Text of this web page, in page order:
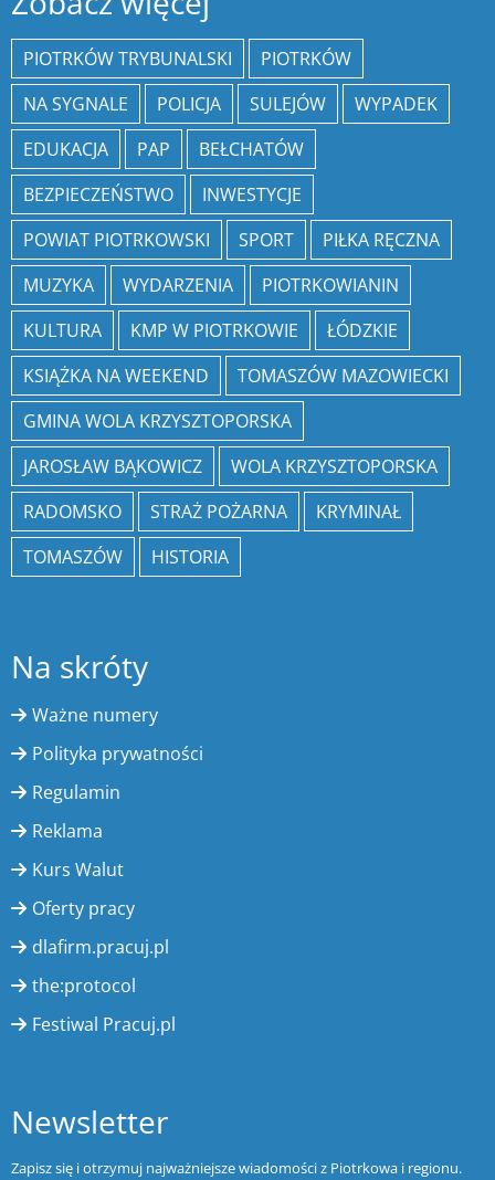
PIOTRKÓW TRYBUNALSKI
PIOTRKÓW
NA SYGNALE
POLICJA SULEJÓW
WYPADEK
EDUKACJA
PAP
BEŁCHATÓW
BEZPIECZEŃSTWO
INWESTYCJE
POWIAT PIOTRKOWSKI
SPORT
PIŁKA RĘCZNA
MUZYKA
WYDARZENIA
PIOTRKOWIANIN
KULTURA
KMP W PIOTRKOWIE
ŁÓDZKIE
KSIĄŻKA NA WEEKEND
TOMASZÓW MAZOWIECKI
GMINA WOLA KRZYSZTOPORSKA
JAROSŁAW BĄKOWICZ
WOLA KRZYSZTOPORSKA
RADOMSKO
STRAŻ POŻARNA
KRYMINAŁ
TOMASZÓW
HISTORIA
Na skróty
Ważne numery
Polityka prywatności
Regulamin
Reklama
Kurs Walut
Oferty pracy
dlafirm.pracuj.pl
the:protocol
Festiwal Pracuj.pl
Newsletter
Zapisz się i otrzymuj najważniejsze wiadomości z Piotrkowa i regionu.